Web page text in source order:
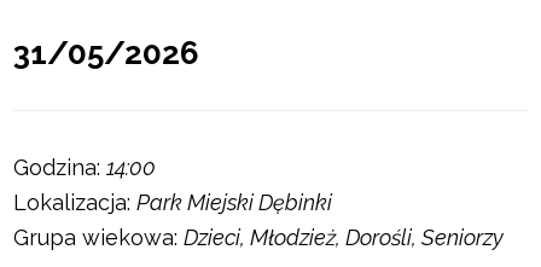
31/05/2026
Godzina:14:00
Lokalizacja:Park Miejski Dębinki
Grupa wiekowa:Dzieci, Młodzież, Dorośli, Seniorzy